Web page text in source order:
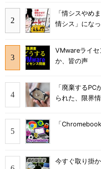
「情シスやめ
情シス」にな
VMwareライ
か、皆の声
「廃棄する
られた、限界
「
今すぐ取り掛